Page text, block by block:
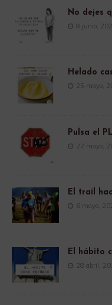
No dejes
8 junio,
Helado
25 mayo,
Pulsa el
22 mayo,
El trail
6 mayo,
El hábito
28 abril,